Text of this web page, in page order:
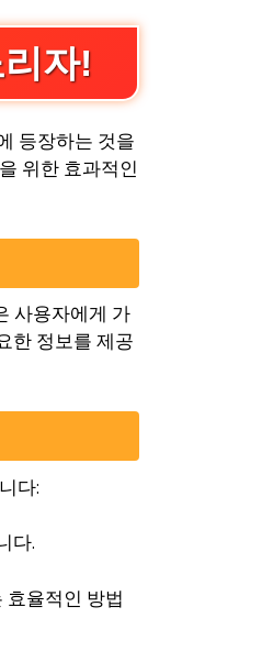
자!
등장하는 것을
위한 효과적인
사용자에게 가
한 정보를 제공
다:
다.
효율적인 방법